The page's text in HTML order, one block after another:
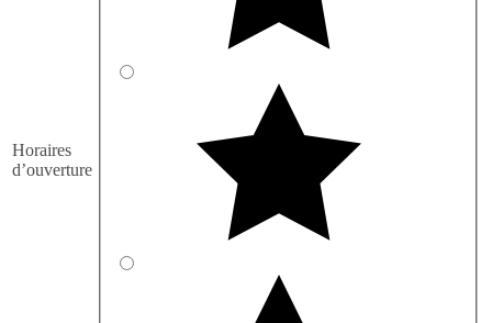
Horaires
d’ouverture